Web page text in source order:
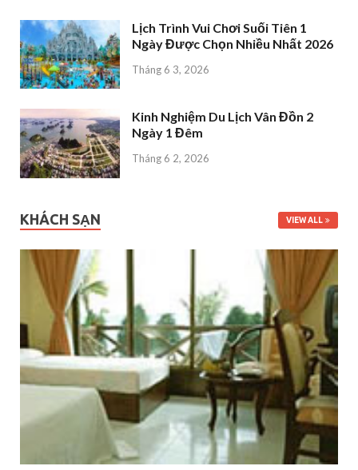
Lịch Trình Vui Chơi Suối Tiên 1
Ngày Được Chọn Nhiều Nhất 2026
Tháng 6 3, 2026
Kinh Nghiệm Du Lịch Vân Đồn 2
Ngày 1 Đêm
Tháng 6 2, 2026
KHÁCH SẠN VIEW ALL